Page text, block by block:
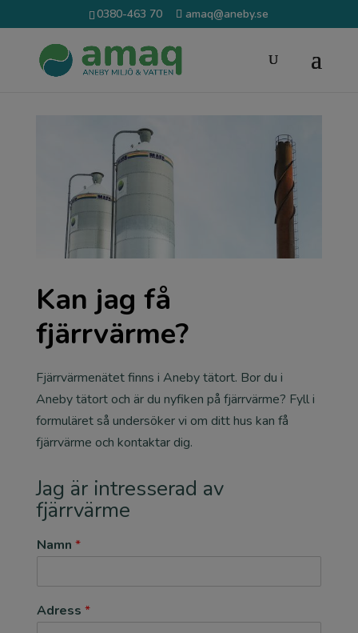
0380-463 70 amaq@aneby.se
Kan jag få
fjärrvärme?
Fjärrvärmenätet finns i Aneby tätort. Bor du i
Aneby tätort och är du nyfiken på fjärrvärme? Fyll i
formuläret så undersöker vi om ditt hus kan få
fjärrvärme och kontaktar dig.
Jag är intresserad av
fjärrvärme
Namn *
Adress *